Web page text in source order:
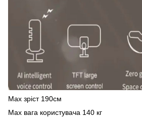
Мах зріст 190см
Мах вага користувача 140 кг